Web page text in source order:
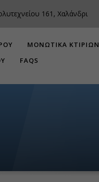
161, Χαλάνδρι
ΜΟΝΩΤΙΚΑ ΚΤΙΡΙΩΝ
FAQS